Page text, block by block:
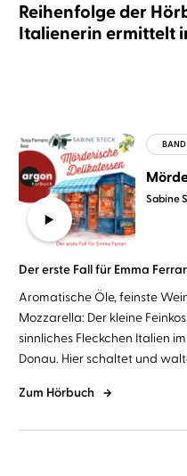
Reihenfolge der
Italienerin ermittelt
Sabine
Der erste Fall für Emma
Aromatische Öle, feinste
Mozzarella: Der kleine
sinnliches Fleckchen Italien
Donau. Hier schaltet und
Zum Hörbuch